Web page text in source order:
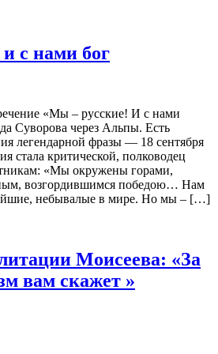
с нами бог
«Мы – русские! И с нами
Суворова через Альпы. Есть
легендарной фразы — 18 сентября
стала критической, полководец
«Мы окружены горами,
возгордившимся победою… Нам
небывалые в мире. Но мы – […]
Моисеева: «За
вам скажет »